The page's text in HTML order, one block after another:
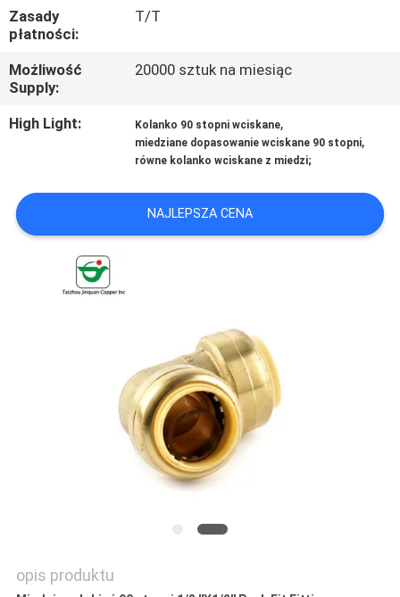
SKONTAKTUJ
SIĘ
Z
AKTUALNOŚCI
POPROSIĆ
WYCENĘ
Zasady
płatności:
T/T
Możliwość
Supply:
20000 sztuk na miesiąc
High Light: Kolanko 90 stopni wciskane,
miedziane dopasowanie wciskane 90 stopni,
równe kolanko wciskane z miedzi;
NAJLEPSZA CENA
opis produktu